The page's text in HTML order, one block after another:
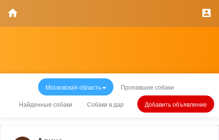
Московская область Пропавшие собаки
Найденные собаки Собаки в дар Добавить объявление